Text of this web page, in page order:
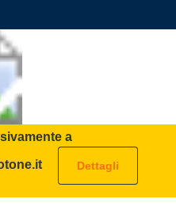
Provinciale
destinate all’ASP vanno
a
Dettagli